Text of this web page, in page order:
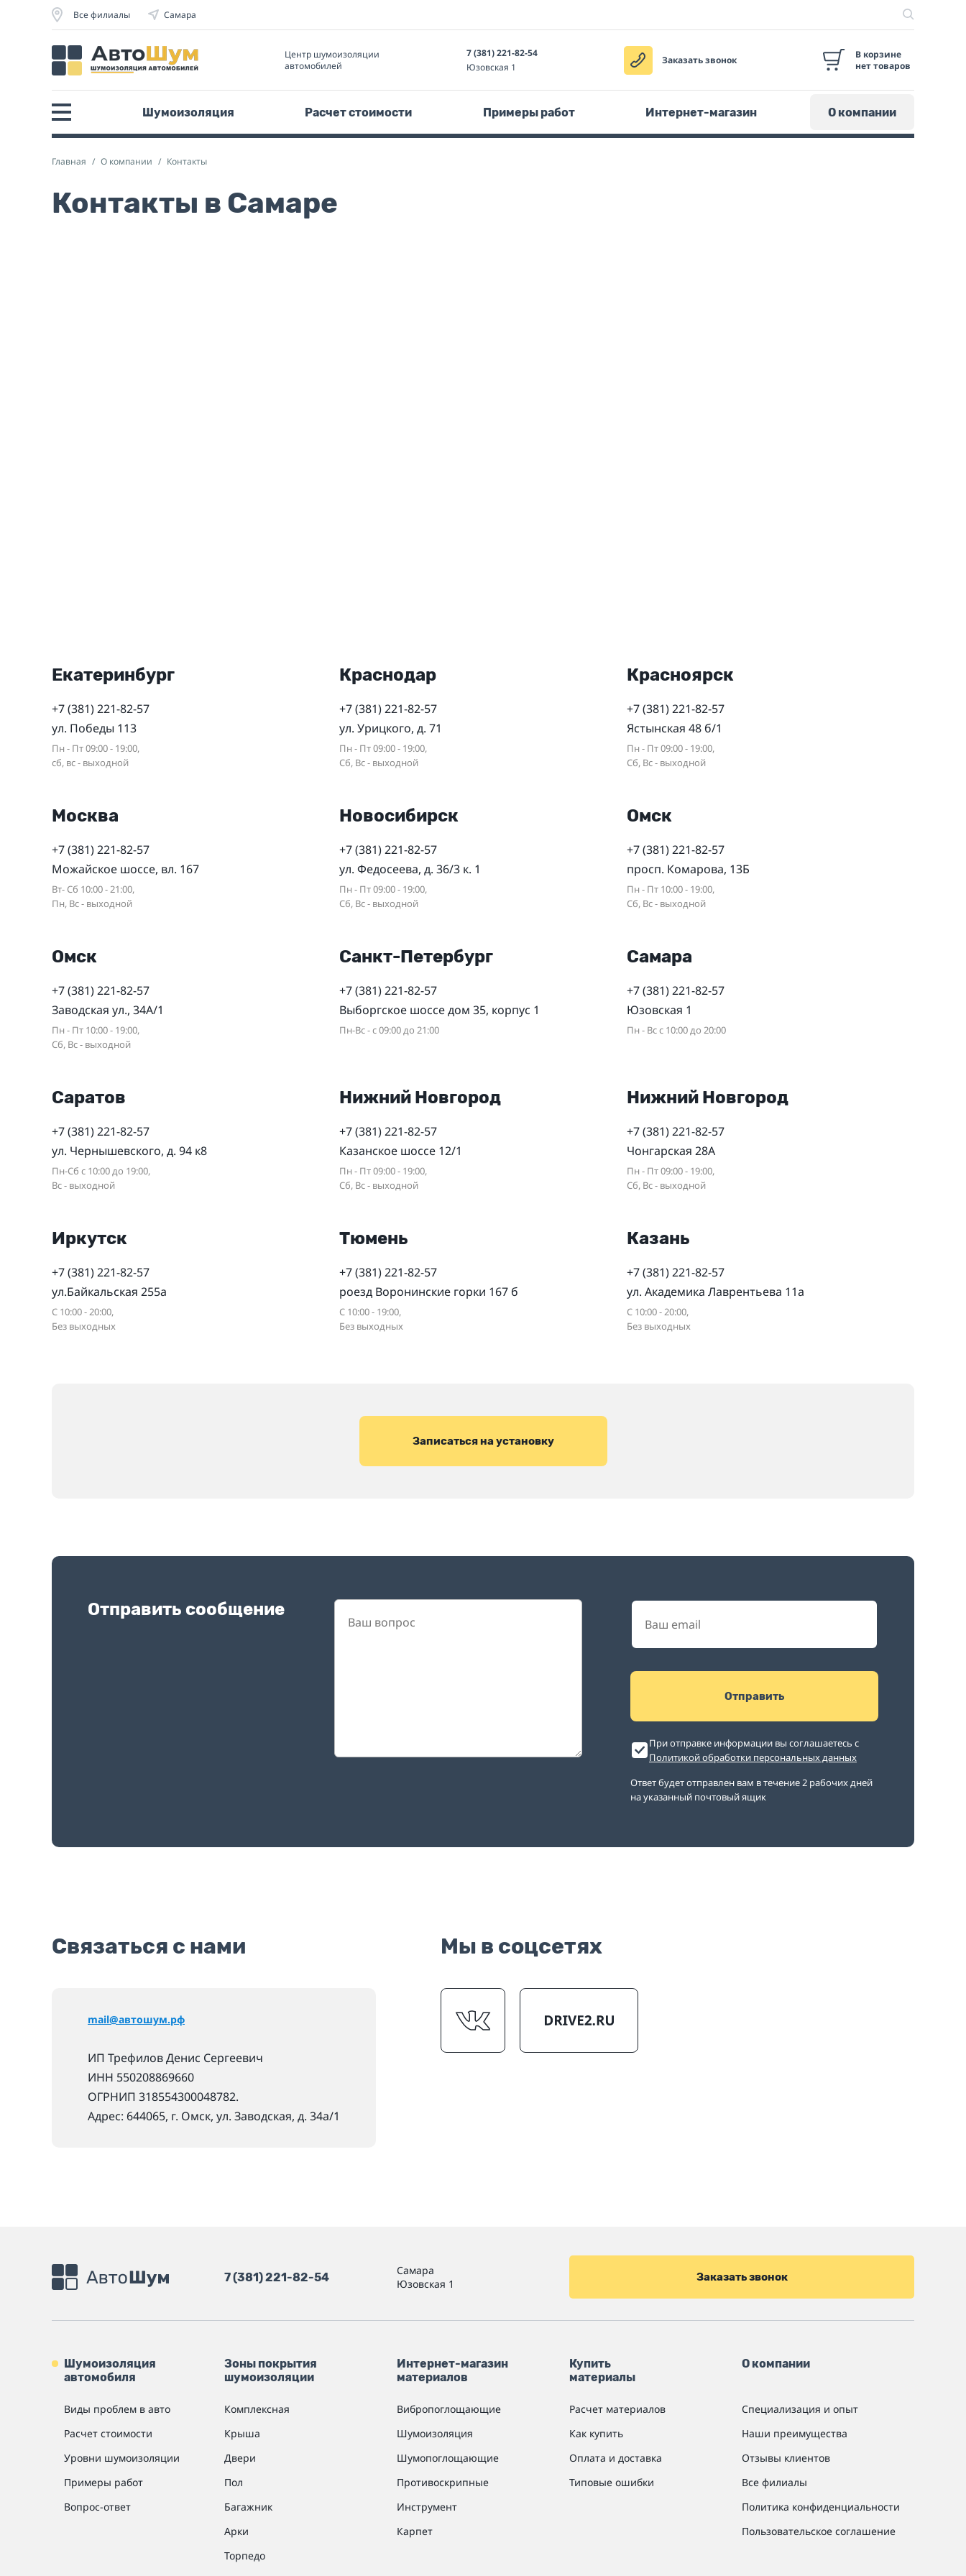
Все филиалы Самара
Центр шумоизоляции
автомобилей
7 (381) 221-82-54
Юзовская 1
Заказать звонок
В корзине
нет товаров
Шумоизоляция Расчет стоимости Примеры работ Интернет-магазин О компании
Главная О компании Контакты
Контакты в Самаре
Екатеринбург
+7 (381) 221-82-57
ул. Победы 113
Пн - Пт 09:00 - 19:00,
сб, вс - выходной
Краснодар
+7 (381) 221-82-57
ул. Урицкого, д. 71
Пн - Пт 09:00 - 19:00,
Сб, Вс - выходной
Красноярск
+7 (381) 221-82-57
Ястынская 48 б/1
Пн - Пт 09:00 - 19:00,
Сб, Вс - выходной
Москва
+7 (381) 221-82-57
Можайское шоссе, вл. 167
Вт- Сб 10:00 - 21:00,
Пн, Вс - выходной
Новосибирск
+7 (381) 221-82-57
ул. Федосеева, д. 36/3 к. 1
Пн - Пт 09:00 - 19:00,
Сб, Вс - выходной
Омск
+7 (381) 221-82-57
просп. Комарова, 13Б
Пн - Пт 10:00 - 19:00,
Сб, Вс - выходной
Омск
+7 (381) 221-82-57
Заводская ул., 34А/1
Пн - Пт 10:00 - 19:00,
Сб, Вс - выходной
Санкт-Петербург
+7 (381) 221-82-57
Выборгское шоссе дом 35, корпус 1
Пн-Вс - с 09:00 до 21:00
Самара
+7 (381) 221-82-57
Юзовская 1
Пн - Вс с 10:00 до 20:00
Саратов
+7 (381) 221-82-57
ул. Чернышевского, д. 94 к8
Пн-Сб с 10:00 до 19:00,
Вс - выходной
Нижний Новгород
+7 (381) 221-82-57
Казанское шоссе 12/1
Пн - Пт 09:00 - 19:00,
Сб, Вс - выходной
Нижний Новгород
+7 (381) 221-82-57
Чонгарская 28А
Пн - Пт 09:00 - 19:00,
Сб, Вс - выходной
Иркутск
+7 (381) 221-82-57
ул.Байкальская 255а
С 10:00 - 20:00,
Без выходных
Тюмень
+7 (381) 221-82-57
роезд Воронинские горки 167 б
С 10:00 - 19:00,
Без выходных
Казань
+7 (381) 221-82-57
ул. Академика Лаврентьева 11а
С 10:00 - 20:00,
Без выходных
Записаться на установку
Отправить сообщение
Отправить
При отправке информации вы соглашаетесь с
Политикой обработки персональных данных
Ответ будет отправлен вам в течение 2 рабочих дней
на указанный почтовый ящик
Связаться с нами
mail@автошум.рф
ИП Трефилов Денис Сергеевич
ИНН 550208869660
ОГРНИП 318554300048782.
Адрес: 644065, г. Омск, ул. Заводская, д. 34а/1
Мы в соцсетях
7 (381) 221-82-54
Самара
Юзовская 1
Заказать звонок
Шумоизоляция
автомобиля
Виды проблем в авто
Расчет стоимости
Уровни шумоизоляции
Примеры работ
Вопрос-ответ
Зоны покрытия
шумоизоляции
Комплексная
Крыша
Двери
Пол
Багажник
Арки
Торпедо
Интернет-магазин
материалов
Вибропоглощающие
Шумоизоляция
Шумопоглощающие
Противоскрипные
Инструмент
Карпет
Купить
материалы
Расчет материалов
Как купить
Оплата и доставка
Типовые ошибки
О компании
Специализация и опыт
Наши преимущества
Отзывы клиентов
Все филиалы
Политика конфиденциальности
Пользовательское соглашение